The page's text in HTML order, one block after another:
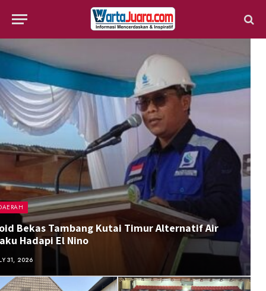
Bekas Tambang Kutai Timur Alternatif Air
Hadapi El Nino
31, 2026